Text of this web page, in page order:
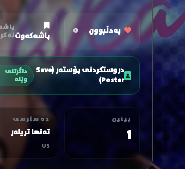
بەدڵبوون 0 پاشەکەوت
دروستکردنی پۆستەر (Save
Poster)
داگرتنی
وێنە
بینین
1
دەسترسی
تەنها تریلەر
US